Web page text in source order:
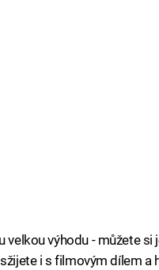
výhodu - můžete si
i s filmovým dílem a